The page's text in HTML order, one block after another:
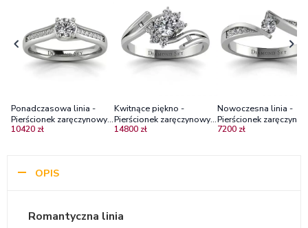
Ponadczasowa linia -
Pierścionek zaręczynowy
Diamond Sky, platyna,
10420 zł
Kwitnące piękno -
Pierścionek zaręczynowy z
platyny z diamentami
14800 zł
Nowoczesna linia -
Pierścionek
platyny z diamentami
7200 zł
OPIS
Romantyczna linia